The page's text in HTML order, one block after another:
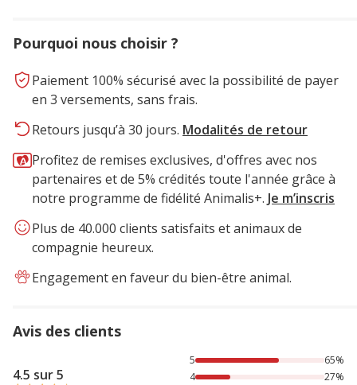
Pourquoi nous choisir ?
Paiement 100% sécurisé avec la possibilité de payer
en 3 versements, sans frais.
Retours jusqu’à 30 jours. Modalités de retour
Profitez de remises exclusives, d'offres avec nos
partenaires et de 5% crédités toute l'année grâce à
notre programme de fidélité Animalis+. Je m’inscris
Plus de 40.000 clients satisfaits et animaux de
compagnie heureux.
Engagement en faveur du bien-être animal.
Avis des clients
4.5 sur 5
65% des personnes lont noté avec {1} étoiles, 27% des
5
65%
4
27%